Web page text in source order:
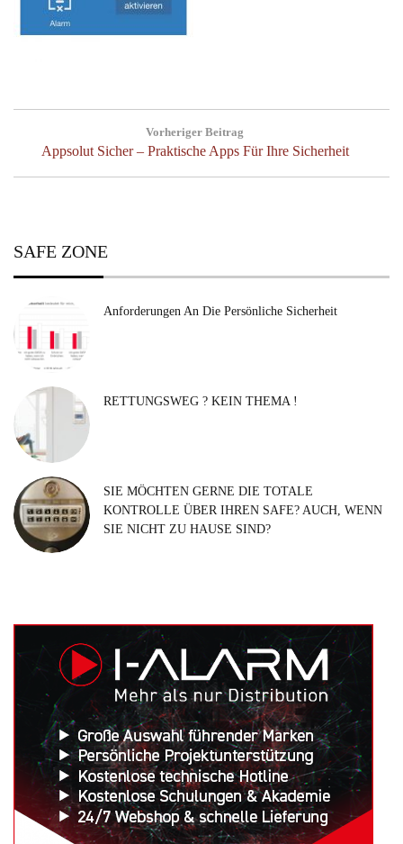
Vorheriger Beitrag
Previous
Appsolut Sicher – Praktische Apps Für Ihre Sicherheit
SAFE ZONE
Anforderungen An Die Persönliche Sicherheit
RETTUNGSWEG ? KEIN THEMA !
SIE MÖCHTEN GERNE DIE TOTALE
KONTROLLE ÜBER IHREN SAFE? AUCH, WENN
SIE NICHT ZU HAUSE SIND?